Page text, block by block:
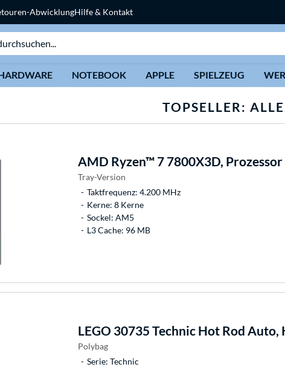
AbwicklungHilfe & Kontakt
NOTEBOOK APPLE SPIELZEUG
TOPSELLER:
AMD Ryzen™ 7 7800X3D, Prozessor
Tray-Version
Taktfrequenz: 4.200 MHz
Kerne: 8 Kerne
Sockel: AM5
L3 Cache: 96 MB
LEGO 30735 Technic Hot Rod
Polybag
Serie: Technic